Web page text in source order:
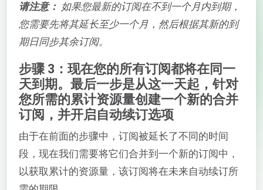
请注意： 如果您最新的订阅在不到一个月内到期，
您需要先将其延长至少一个月，然后根据其新的到
期日同步其余订阅。
步骤 3：现在您的所有订阅都将在同一
天到期。最后一步是从这一天起，针对
您所需的累计资源量创建一个新的合并
订阅，并开启自动续订选项
由于在前面的步骤中，订阅被延长了不同的时间
段，现在我们需要将它们合并到一个新的订阅中，
以获取累计的资源量，该订阅将在未来自动续订所